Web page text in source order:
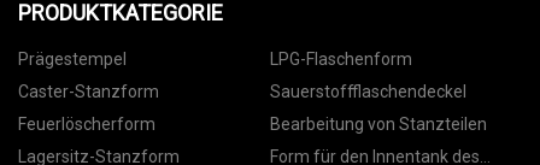
PRODUKTKATEGORIE
Prägestempel
LPG-Flaschenform
Caster-Stanzform
Sauerstoffflaschendeckel
Feuerlöscherform
Bearbeitung von Stanzteilen
Lagersitz-Stanzform
Form für den Innentank des